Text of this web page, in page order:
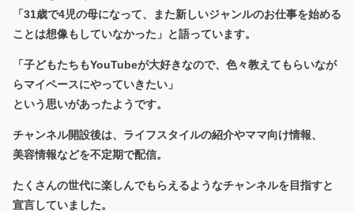
「31歳で4児の母になって、また新しいジャンルのお仕事を始める
ことは想像もしていなかった」と語っています。
「子どもたちもYouTubeが大好きなので、色々教えてもらいなが
らマイペースにやっていきたい」
という思いがあったようです。
チャンネル開設後は、ライフスタイルの紹介やママ向け情報、
美容情報などを不定期で配信。
たくさんの世代に楽しんでもらえるようなチャンネルを目指すと
宣言していました。